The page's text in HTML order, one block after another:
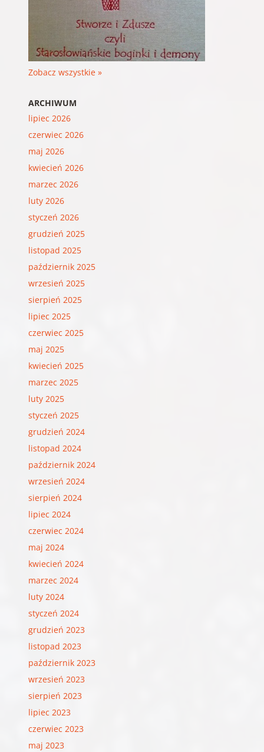
Zobacz wszystkie »
ARCHIWUM
lipiec 2026
czerwiec 2026
maj 2026
kwiecień 2026
marzec 2026
luty 2026
styczeń 2026
grudzień 2025
listopad 2025
październik 2025
wrzesień 2025
sierpień 2025
lipiec 2025
czerwiec 2025
maj 2025
kwiecień 2025
marzec 2025
luty 2025
styczeń 2025
grudzień 2024
listopad 2024
październik 2024
wrzesień 2024
sierpień 2024
lipiec 2024
czerwiec 2024
maj 2024
kwiecień 2024
marzec 2024
luty 2024
styczeń 2024
grudzień 2023
listopad 2023
październik 2023
wrzesień 2023
sierpień 2023
lipiec 2023
czerwiec 2023
maj 2023